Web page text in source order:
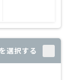
選択する